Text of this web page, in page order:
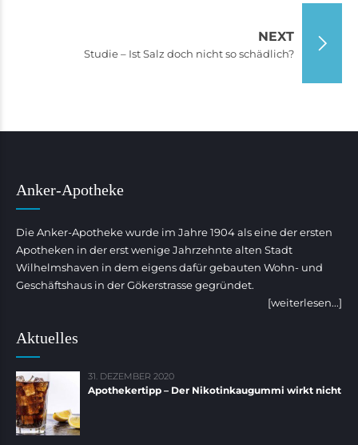
NEXT
Studie – Ist Salz doch nicht so schädlich?
Anker-Apotheke
Die Anker-Apotheke wurde im Jahre 1904 als eine der ersten
Apotheken in der erst wenige Jahrzehnte alten Stadt
Wilhelmshaven in dem eigens dafür gebauten Wohn- und
Geschäftshaus in der Gökerstrasse gegründet.
[weiterlesen...]
Aktuelles
31. DEZEMBER 2020
Apothekertipp – Der Nikotinkaugummi wirkt nicht